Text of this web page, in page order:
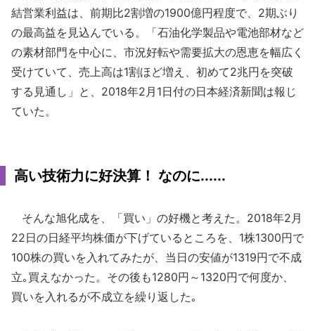
結営業利益は、前期比2割増の1900億円程度で、2期ぶり
の最高益を見込んでいる。「石油化学製品や電池部材など
の素材部門を中心に、市況好転や需要拡大の恩恵を幅広く
受けていて、売上高は1割ほど増え、初めて2兆円を突破
する見通し」と、2018年2月1日付の日本経済新聞は報じ
ていた。
高い技術力に好決算！ なのに......
そんな旭化成を、「買い」の好機と考えた。2018年2月
22日の日経平均株価が下げているところを、1株1300円で
100株の買いを入れてみたが、当日の安値が1319円で不成
立｡買えなかった。その後も1280円～1320円で何度か、
買いを入れるが不成立を繰り返した｡